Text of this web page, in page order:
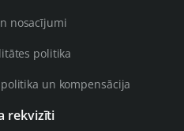
nosacījumi
politika
un kompensācija
rekvizīti